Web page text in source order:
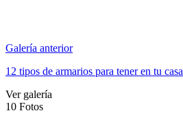
Galería anterior
12 tipos de armarios para tener en tu casa
Ver galería
10 Fotos